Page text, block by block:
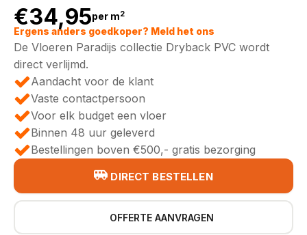
€34,95per m2
Ergens anders goedkoper? Meld het ons
De Vloeren Paradijs collectie Dryback PVC wordt
direct verlijmd.
Aandacht voor de klant
Vaste contactpersoon
Voor elk budget een vloer
Binnen 48 uur geleverd
Bestellingen boven €500,- gratis bezorging
DIRECT BESTELLEN
OFFERTE AANVRAGEN